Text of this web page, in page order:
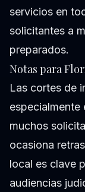
servicios en
solicitantes a
preparados.
Notas para
Las cortes de
especialmente
muchos
ocasiona
local es clave
audiencias